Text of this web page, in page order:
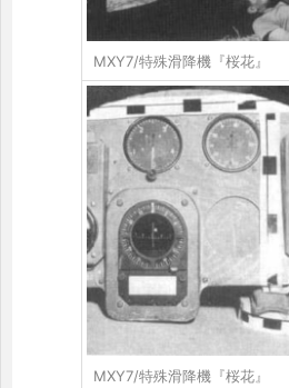
MXY7/特殊滑降機『桜花』
MXY7/特殊滑降機『桜花』